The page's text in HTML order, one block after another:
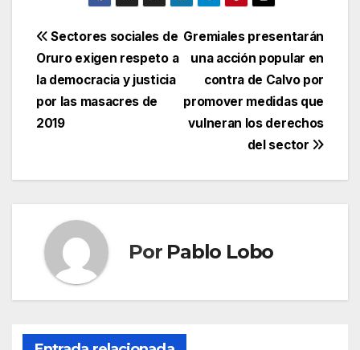
Navegación
de
entradas
Gremiales presentarán
una acción popular en
contra de Calvo por
promover medidas que
vulneran los derechos
del sector
Sectores sociales de
Oruro exigen respeto a
la democracia y justicia
por las masacres de
2019
Por Pablo Lobo